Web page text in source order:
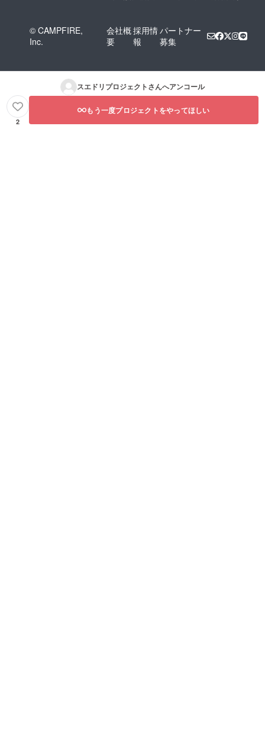
© CAMPFIRE,
Inc.
会社概
要
採用情
報
パートナー
募集
スエドリプロジェクトさんへアンコール
2
もう一度プロジェクトをやってほしい